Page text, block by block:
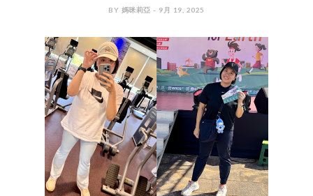
BY 媽咪莉亞 - 9月 19, 2025